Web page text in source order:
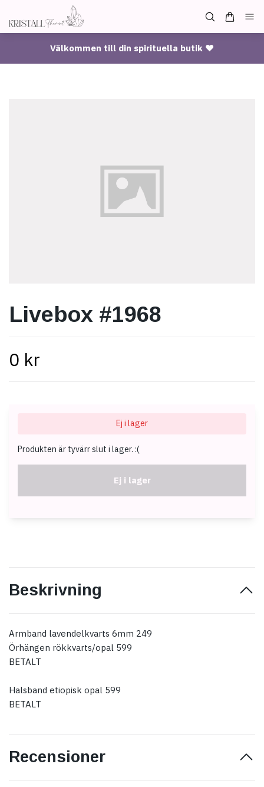
Välkommen till din spirituella butik ♥
Livebox #1968
0 kr
Ej i lager
Produkten är tyvärr slut i lager. :(
Ej i lager
Beskrivning
Armband lavendelkvarts 6mm 249
Örhängen rökkvarts/opal 599
BETALT
Halsband etiopisk opal 599
BETALT
Recensioner